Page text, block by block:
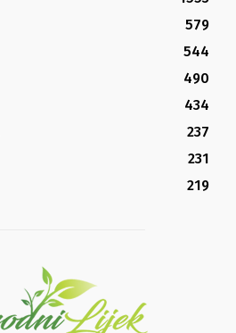
579
544
490
434
237
231
219